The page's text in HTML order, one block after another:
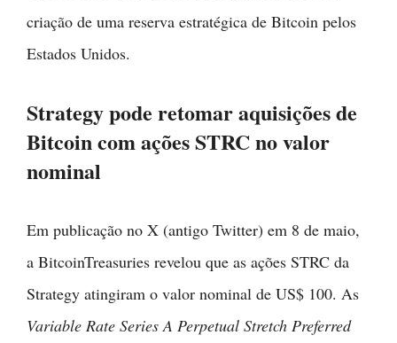
criação de uma reserva estratégica de Bitcoin pelos
Estados Unidos.
Strategy pode retomar aquisições de
Bitcoin com ações STRC no valor
nominal
Em publicação no X (antigo Twitter) em 8 de maio,
a BitcoinTreasuries revelou que as ações STRC da
Strategy atingiram o valor nominal de US$ 100. As
Variable Rate Series A Perpetual Stretch Preferred